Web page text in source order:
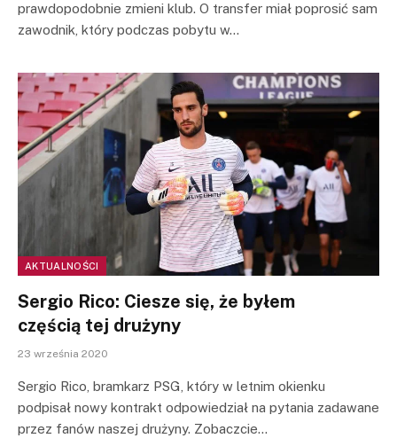
prawdopodobnie zmieni klub. O transfer miał poprosić sam
zawodnik, który podczas pobytu w…
AKTUALNOŚCI
Sergio Rico: Ciesze się, że byłem
częścią tej drużyny
23 września 2020
Sergio Rico, bramkarz PSG, który w letnim okienku
podpisał nowy kontrakt odpowiedział na pytania zadawane
przez fanów naszej drużyny. Zobaczcie…